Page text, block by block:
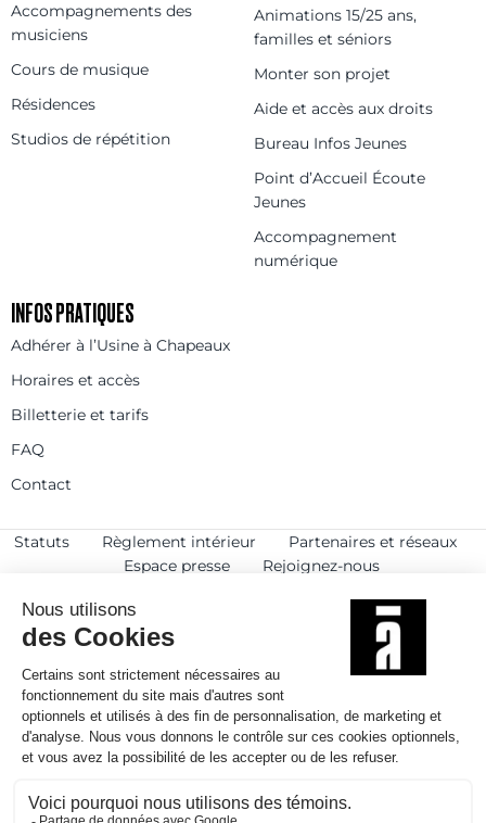
Accompagnements des
musiciens
Cours de musique
Résidences
Studios de répétition
Animations 15/25 ans,
familles et séniors
Monter son projet
Aide et accès aux droits
Bureau Infos Jeunes
Point d’Accueil Écoute
Jeunes
Accompagnement
numérique
INFOS PRATIQUES
Adhérer à l’Usine à Chapeaux
Horaires et accès
Billetterie et tarifs
FAQ
Contact
Statuts Règlement intérieur
Partenaires et réseaux
Espace presse
Rejoignez-nous